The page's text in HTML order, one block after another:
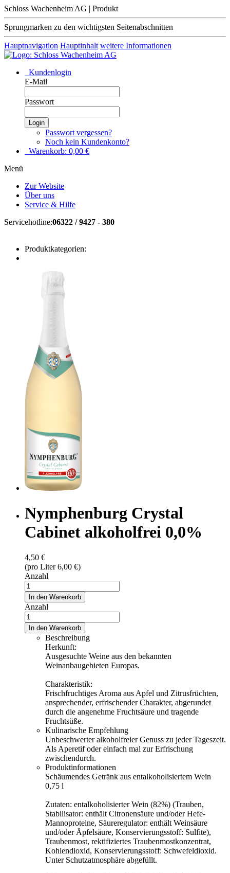
Schloss Wachenheim AG | Produkt
Sprungmarken zu den wichtigsten Seitenabschnitten
Hauptnavigation Hauptinhalt weitere Informationen
Kundenlogin
E-Mail
Passwort
Login
Passwort vergessen?
Noch kein Kundenkonto?
Warenkorb: 0,00 €
Menü
Zur Website
Über uns
Service & Hilfe
Servicehotline:06322 / 9427 - 380
Produktkategorien:
Nymphenburg Crystal
Cabinet alkoholfrei 0,0%
4,50 €
(pro Liter 6,00 €)
Anzahl
In den Warenkorb
Anzahl
In den Warenkorb
Beschreibung
Herkunft:
Ausgesuchte Weine aus den bekannten
Weinanbaugebieten Europas.
Charakteristik:
Frischfruchtiges Aroma aus Apfel und Zitrusfrüchten,
ansprechender, erfrischender Charakter, abgerundet
durch die angenehme Fruchtsäure und tragende
Fruchtsüße.
Kulinarische Empfehlung
Unbeschwerter alkoholfreier Genuss zu jeder Tageszeit.
Als Aperetif oder einfach mal zur Erfrischung
zwischendurch.
Produktinformationen
Schäumendes Getränk aus entalkoholisiertem Wein
0,75 l
Zutaten: entalkoholisierter Wein (82%) (Trauben,
Stabilisator: enthält Citronensäure und/oder Hefe-
Mannoproteine, Säureregulator: enthält Weinsäure
und/oder Äpfelsäure, Konservierungsstoff: Sulfite),
Traubenmost, rektifiziertes Traubenmostkonzentrat,
Kohlendioxid, Konservierungsstoff: Schwefeldioxid.
Unter Schutzatmosphäre abgefüllt.